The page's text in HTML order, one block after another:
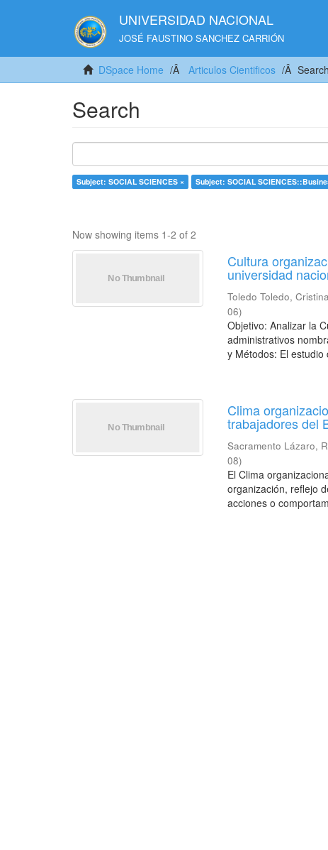
UNIVERSIDAD NACIONAL
JOSÉ FAUSTINO SANCHEZ CARRIÓN
DSpace Home Articulos Cientificos Search
Search
Subject: SOCIAL SCIENCES × Subject: SOCIAL
Now showing items 1-2 of 2
Cultura
universidad
Toledo Toledo,
06)
Objetivo: Analizar la
administrativos
y Métodos: El estudio
Clima
trabajadores del
Sacramento Lázaro,
08)
El Clima
organización, reflejo
acciones o